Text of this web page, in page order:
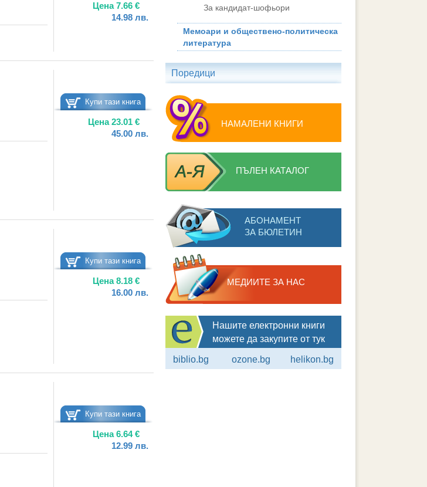
Цена7.66 €
14.98 лв.
Купи тази книга
Цена23.01 €
45.00 лв.
Купи тази книга
Цена8.18 €
16.00 лв.
Купи тази книга
Цена6.64€
12.99 лв.
За кандидат-шофьори
Мемоари и обществено-политическа
литература
Поредици
НАМАЛЕНИ КНИГИ
ПЪЛЕН КАТАЛОГ
АБОНАМЕНТ
ЗА БЮЛЕТИН
МЕДИИТЕ ЗА НАС
Нашите електронни книги
можете да закупите от тук
biblio.bg ozone.bg helikon.bg